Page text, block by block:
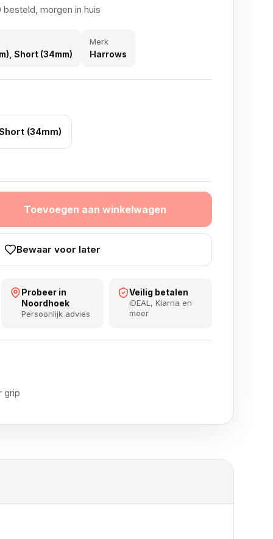
besteld, morgen in huis
Short (34mm)
Merk
Harrows
(34mm)
Toevoegen aan winkelwagen
Bewaar voor later
Probeer in
Noordhoek
Persoonlijk advies
Veilig betalen
iDEAL, Klarna en
meer
grip